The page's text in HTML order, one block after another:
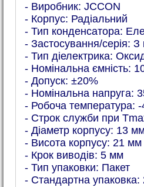
- Виробник: JCCON
- Корпус: Радіальний
- Тип конденсатора:
- Застосування/серія:
- Тип діелектрика:
- Номінальна ємність:
- Допуск: ±20%
- Номінальна напруга:
- Робоча температура: -
- Строк служби при
- Діаметр корпусу: 13
- Висота корпусу: 21 мм
- Крок виводів: 5 мм
- Тип упаковки: Пакет
- Стандартна упаковка: